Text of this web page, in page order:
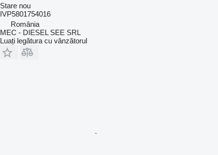
Stare nou
IVP5801754016
România
MEC - DIESEL SEE SRL
Luați legătura cu vânzătorul